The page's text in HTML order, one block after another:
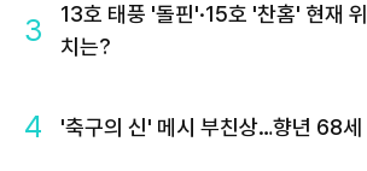
3
13호 태풍 '돌핀'·15호 '찬홈' 현재 위
치는?
4 '축구의 신' 메시 부친상…향년 68세